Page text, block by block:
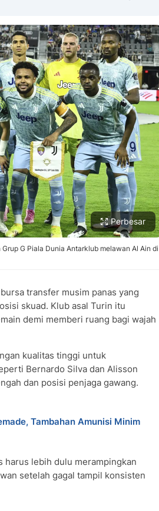
Copy Link
Perbesar
G Piala Dunia Antarklub melawan Al Ain di
transfer musim panas yang
skuad. Klub asal Turin itu
demi memberi ruang bagi wajah
kualitas tinggi untuk
Bernardo Silva dan Alisson
dan posisi penjaga gawang.
Tambahan Amunisi Minim
harus lebih dulu merampingkan
setelah gagal tampil konsisten